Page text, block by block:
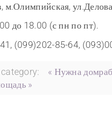
м.Олимпийская,
до 18.00 (с пн по пт).
(099)202-85-64,
« Нужна
»